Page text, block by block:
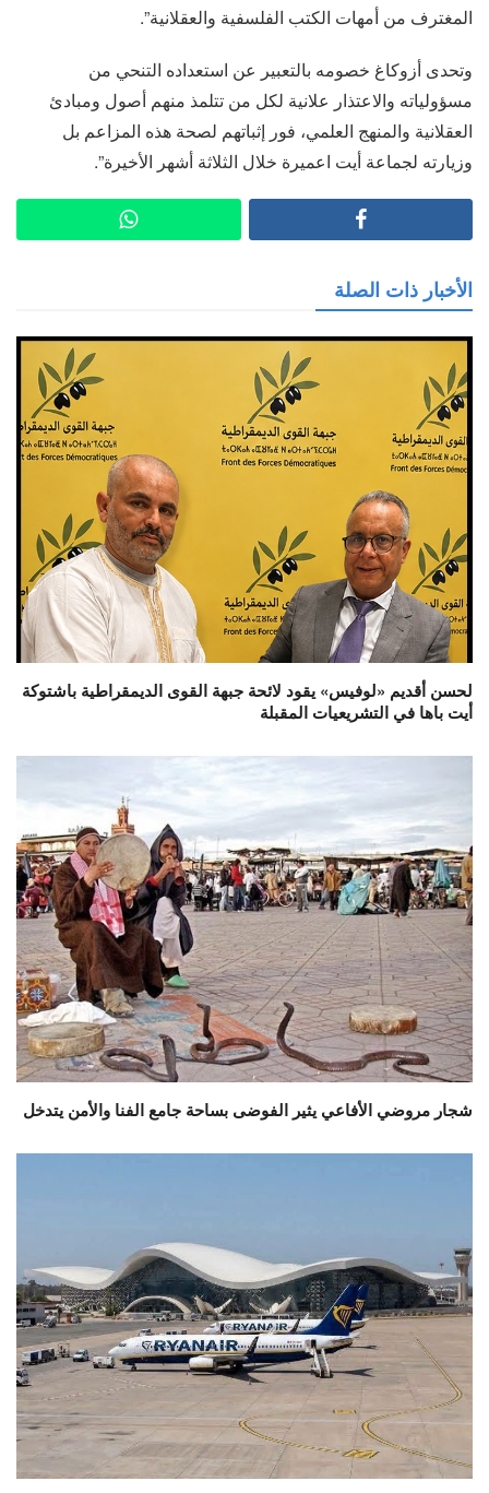
المغترف من أمهات الكتب الفلسفية والعقلانية”.
وتحدى أزوكاغ خصومه بالتعبير عن استعداده التنحي من
مسؤولياته والاعتذار علانية لكل من تتلمذ منهم أصول ومبادئ
العقلانية والمنهج العلمي، فور إثباتهم لصحة هذه المزاعم بل
وزيارته لجماعة أيت اعميرة خلال الثلاثة أشهر الأخيرة”.
الأخبار ذات الصلة
لحسن أقديم «لوفيس» يقود لائحة جبهة القوى الديمقراطية باشتوكة
أيت باها في التشريعيات المقبلة
شجار مروضي الأفاعي يثير الفوضى بساحة جامع الفنا والأمن يتدخل